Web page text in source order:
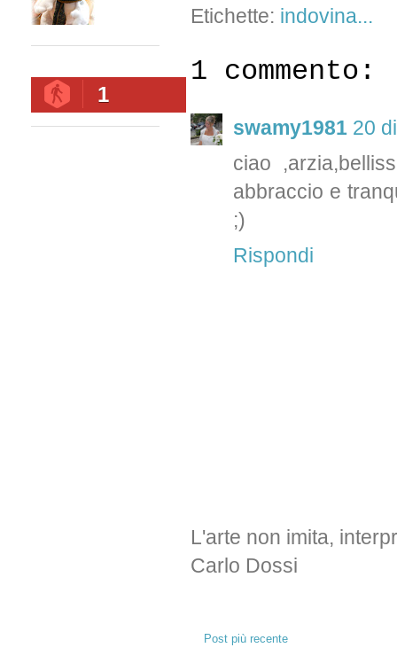
Etichette: indovina...
1 commento:
swamy1981 20
ciao
abbraccio e
;)
Rispondi
L'arte non imita,
Carlo Dossi
Post più recente
1